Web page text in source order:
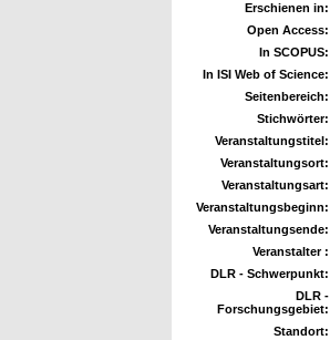
Erschienen in:
Open Access:
In SCOPUS:
In ISI Web of Science:
Seitenbereich:
Stichwörter:
Veranstaltungstitel:
Veranstaltungsort:
Veranstaltungsart:
Veranstaltungsbeginn:
Veranstaltungsende:
Veranstalter :
DLR - Schwerpunkt:
DLR -
Forschungsgebiet:
Standort: